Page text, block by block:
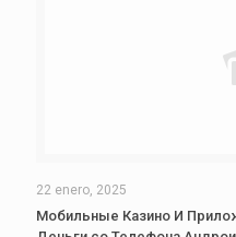
22 enero, 2025
Мобильные Казино И